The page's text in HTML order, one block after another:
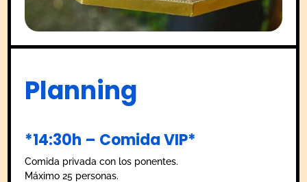
Planning
*14:30h – Comida VIP*
Comida privada con los ponentes.
Máximo 25 personas.